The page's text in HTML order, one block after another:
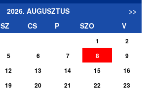
2026. AUGUSZTUS
>>
SZ CS P SZO V
1
2
5 6 7 8
9
12 13 14 15
16
19 20 21 22
23